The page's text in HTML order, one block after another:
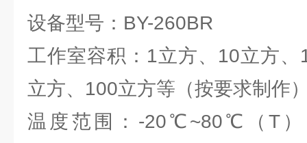
设备型号：BY-260BR
工作室容积：1立方、10立方
立方、100立方等（按要求制作
温度范围：-20℃~80℃（T